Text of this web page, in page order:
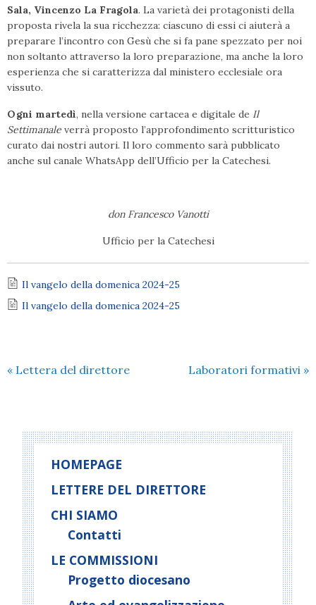
Sala, Vincenzo La Fragola. La varietà dei protagonisti della
proposta rivela la sua ricchezza: ciascuno di essi ci aiuterà a
preparare l’incontro con Gesù che si fa pane spezzato per noi
non soltanto attraverso la loro preparazione, ma anche la loro
esperienza che si caratterizza dal ministero ecclesiale ora
vissuto.
Ogni martedì, nella versione cartacea e digitale de Il
Settimanale verrà proposto l’approfondimento scritturistico
curato dai nostri autori. Il loro commento sarà pubblicato
anche sul canale WhatsApp dell’Ufficio per la Catechesi.
don Francesco Vanotti
Ufficio per la Catechesi
Il vangelo della domenica 2024-25
Il vangelo della domenica 2024-25
« Lettera del direttore Laboratori formativi »
HOMEPAGE
LETTERE DEL DIRETTORE
CHI SIAMO
Contatti
LE COMMISSIONI
Progetto diocesano